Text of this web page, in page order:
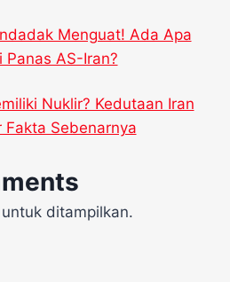
Menguat! Ada Apa
Panas AS-Iran?
Nuklir? Kedutaan Iran
Fakta Sebenarnya
ditampilkan.